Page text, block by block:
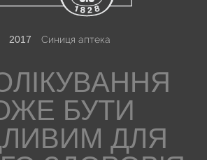
2017 Синиця аптека
БУТИ
ДЛЯ